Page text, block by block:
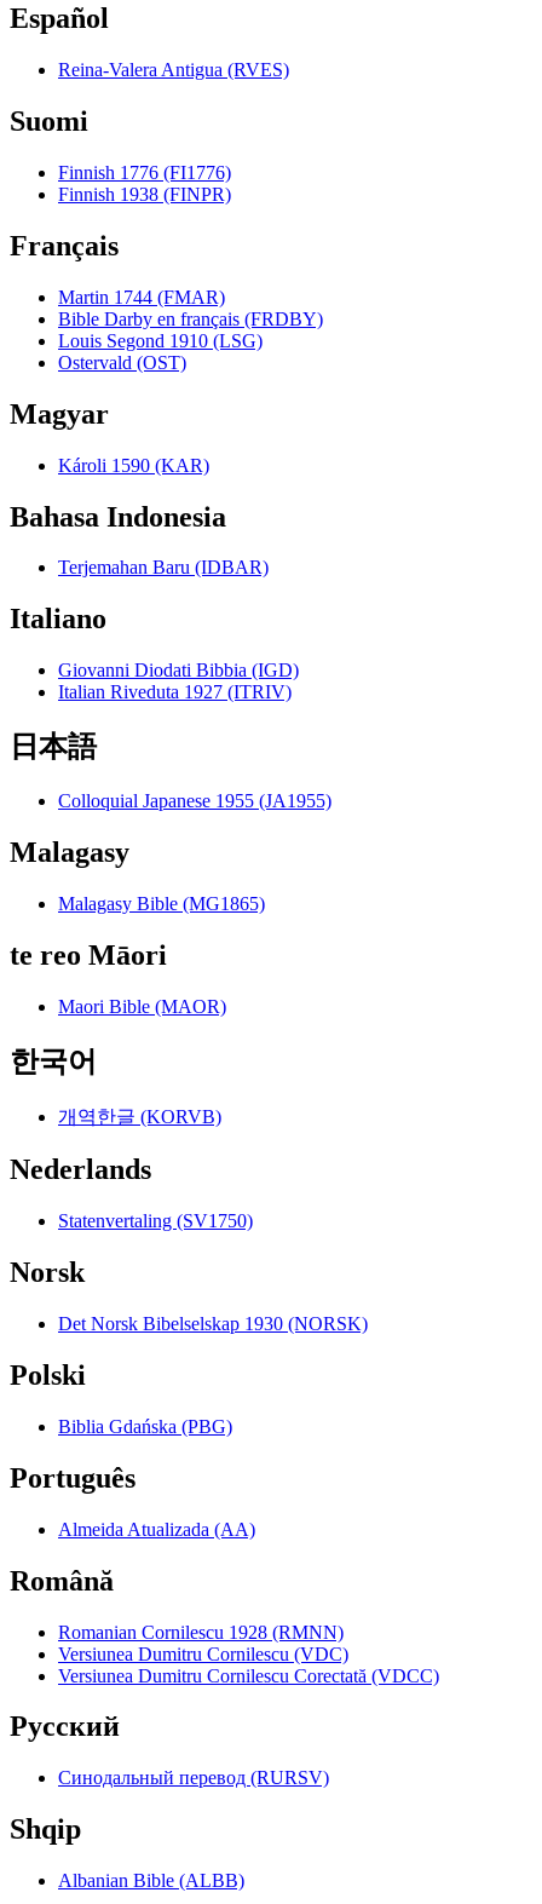
Español
Reina-Valera Antigua (RVES)
Suomi
Finnish 1776 (FI1776)
Finnish 1938 (FINPR)
Français
Martin 1744 (FMAR)
Bible Darby en français (FRDBY)
Louis Segond 1910 (LSG)
Ostervald (OST)
Magyar
Károli 1590 (KAR)
Bahasa Indonesia
Terjemahan Baru (IDBAR)
Italiano
Giovanni Diodati Bibbia (IGD)
Italian Riveduta 1927 (ITRIV)
日本語
Colloquial Japanese 1955 (JA1955)
Malagasy
Malagasy Bible (MG1865)
te reo Māori
Maori Bible (MAOR)
한국어
개역한글 (KORVB)
Nederlands
Statenvertaling (SV1750)
Norsk
Det Norsk Bibelselskap 1930 (NORSK)
Polski
Biblia Gdańska (PBG)
Português
Almeida Atualizada (AA)
Română
Romanian Cornilescu 1928 (RMNN)
Versiunea Dumitru Cornilescu (VDC)
Versiunea Dumitru Cornilescu Corectată (VDCC)
Pyccкий
Синодальный перевод (RURSV)
Shqip
Albanian Bible (ALBB)